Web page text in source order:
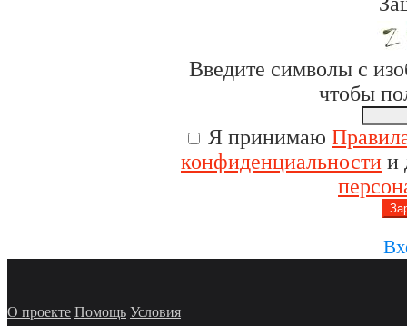
Введите символы с
чтобы
Я принимаю
конфиденциальности и
О проекте Помощь Условия